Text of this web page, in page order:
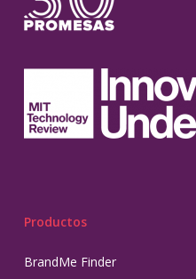
Productos
BrandMe Finder